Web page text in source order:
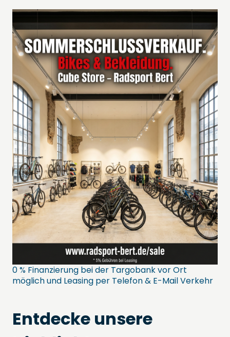
0 % Finanzierung bei der Targobank vor Ort
möglich und Leasing per Telefon & E-Mail Verkehr
Entdecke unsere